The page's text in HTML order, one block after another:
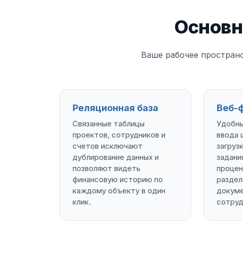
Ваше рабочее
Реляционная база
Связанные таблицы
проектов, сотрудников и
счетов исключают
дублирование данных и
позволяют видеть
финансовую историю по
каждому объекту в один
клик.
Веб-
ввода